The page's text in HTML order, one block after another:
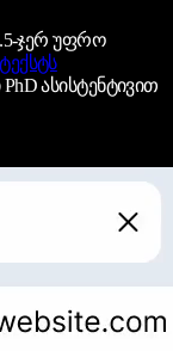
ჯერ უფრო
ასისტენტივით